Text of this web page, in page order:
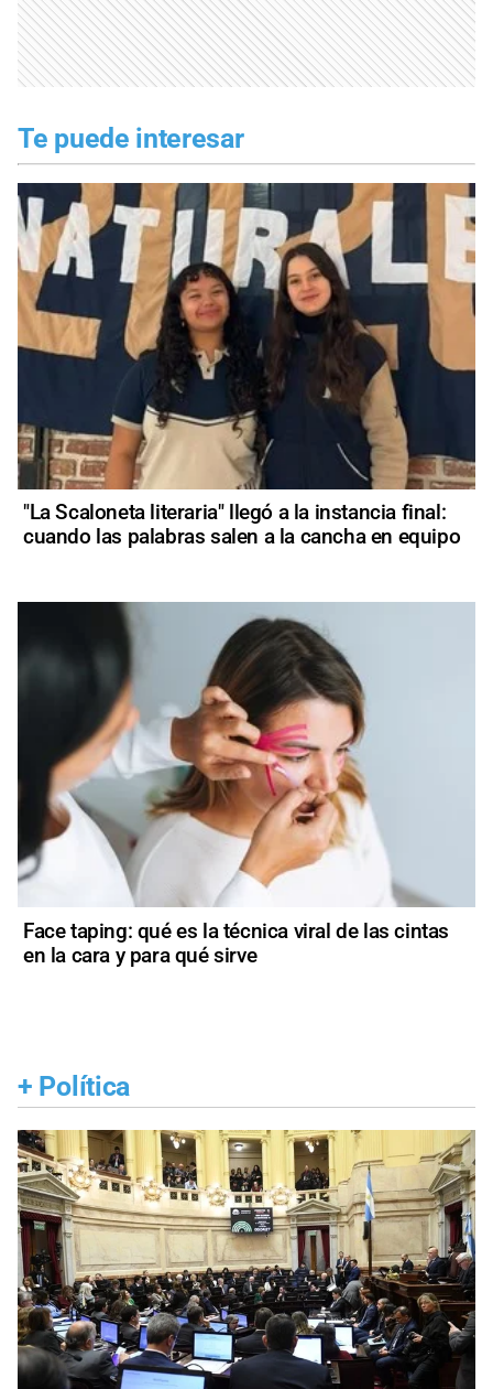
Te puede interesar
"La Scaloneta literaria" llegó a la instancia final:
cuando las palabras salen a la cancha en equipo
Face taping: qué es la técnica viral de las cintas
en la cara y para qué sirve
+ Política